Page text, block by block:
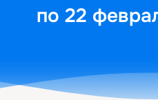
по 22